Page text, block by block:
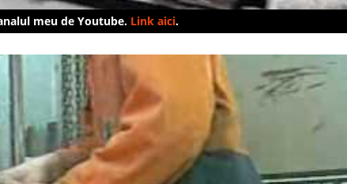
meu de Youtube. Link aici.